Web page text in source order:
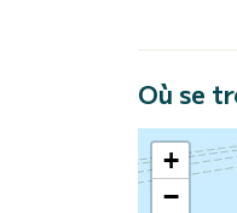
Où se
+
−